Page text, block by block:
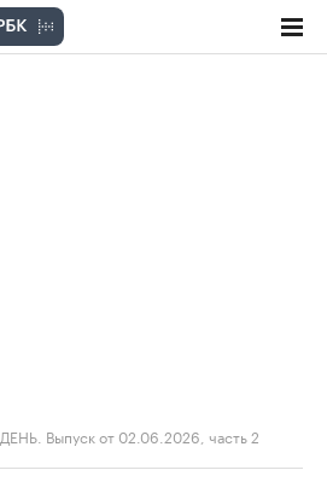
ДЕНЬ. Выпуск от 02.06.2026, часть 2